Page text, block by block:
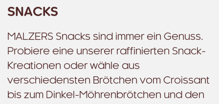
SNACKS
MALZERS Snacks sind immer ein Genuss.
Probiere eine unserer raffinierten Snack-
Kreationen oder wähle aus
verschiedensten Brötchen vom Croissant
bis zum Dinkel-Möhrenbrötchen und den